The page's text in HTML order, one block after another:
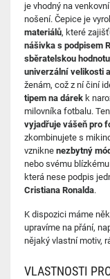
je vhodný na
nošení. Čepice je
materiálů, které
nášivka s podpisem
sběratelskou hodnotu
univerzální velikosti
ženám, což z ní činí
tipem na dárek k
milovníka fotbalu.
vyjadřuje vášeň pro
zkombinujete s
vznikne nezbytný
nebo svému
která nese podpis
Cristiana Ronalda.
K dispozici máme
upravíme na přání,
nějaký vlastní motiv,
VLASTNOSTI